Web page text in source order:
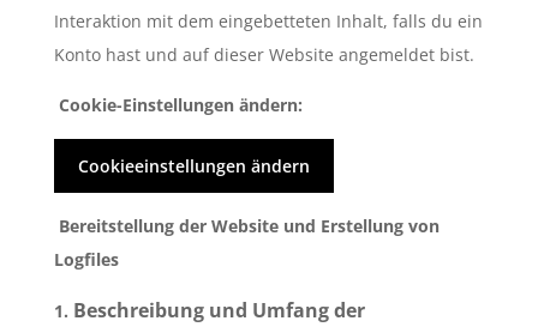
Interaktion mit dem eingebetteten Inhalt, falls du ein
Konto hast und auf dieser Website angemeldet bist.
Cookie-Einstellungen ändern:
Cookieeinstellungen ändern
Bereitstellung der Website und Erstellung von
Logfiles
1. Beschreibung und Umfang der